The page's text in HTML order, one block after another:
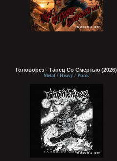
Головорез - Tанец Со Смертью (2026)
Metal / Heavy / Punk